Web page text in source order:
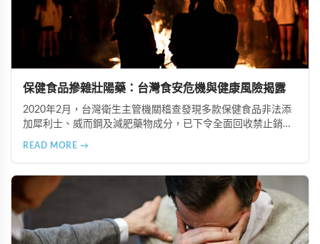
保健食品摻雜壯陽藥：台灣食安危機與健康風險揭露
2020年2月，台灣衛生主管機關稽查發現多款保健食品非法添
加犀利士、威而鋼及減肥藥物成分，已下令全面回收禁止銷
READ MORE →